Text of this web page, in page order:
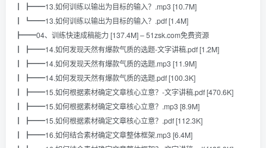
┃ ┣━━13.如何训练以输出为目标的输入？.mp3 [10.7M]
┃ ┗━━13.如何训练以输出为目标的输入？.pdf [1.4M]
┣━━04、训练快速成稿能力 [137.4M] – 51zsk.com免费资源
┃ ┣━━14.如何发现天然有爆款气质的选题-文字讲稿.pdf [1.2M]
┃ ┣━━14.如何发现天然有爆款气质的选题.mp3 [11.9M]
┃ ┣━━14.如何发现天然有爆款气质的选题.pdf [100.3K]
┃ ┣━━15.如何根据素材确定文章核心立意？-文字讲稿.pdf [470.6K]
┃ ┣━━15.如何根据素材确定文章核心立意？.mp3 [8.9M]
┃ ┣━━15.如何根据素材确定文章核心立意？.pdf [112.3K]
┃ ┣━━16.如何结合素材确定文章整体框架.mp3 [6.4M]